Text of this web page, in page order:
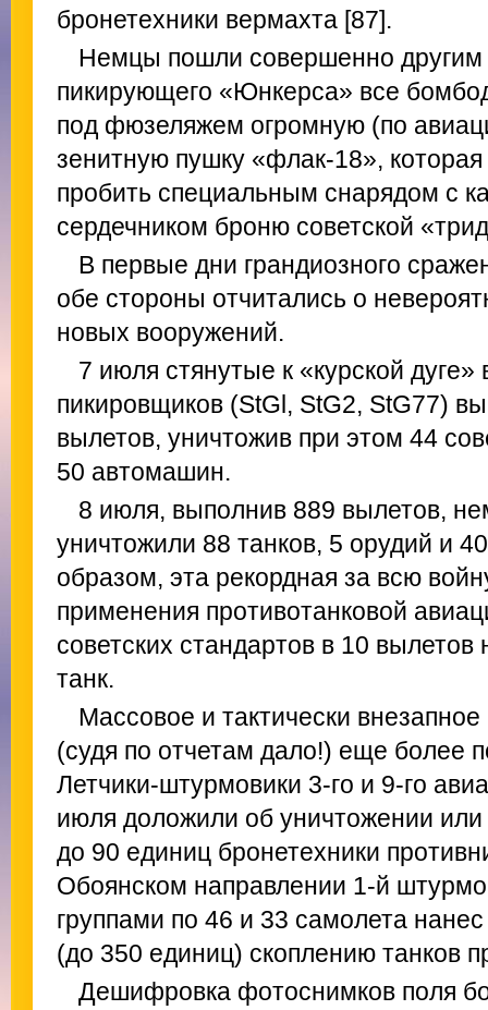
бронетехники вермахта [87].
Немцы пошли совершенно другим
пикирующего «Юнкерса» все
под фюзеляжем огромную (по
зенитную пушку «флак-18», которая
пробить специальным снарядом с
сердечником броню советской
В первые дни грандиозного
обе стороны отчитались о
новых вооружений.
7 июля стянутые к «курской дуге»
пикировщиков (StGl, StG2, StG77)
вылетов, уничтожив при этом 44
50 автомашин.
8 июля, выполнив 889 вылетов,
уничтожили 88 танков, 5 орудий и
образом, эта рекордная за всю
применения противотанковой
советских стандартов в 10
танк.
Массовое и тактически
(судя по отчетам дало!) еще более
Летчики-штурмовики 3-го и 9-го
июля доложили об уничтожении
до 90 единиц бронетехники
Обоянском направлении 1-й
группами по 46 и 33 самолета
(до 350 единиц) скоплению танков
Дешифровка фотоснимков поля